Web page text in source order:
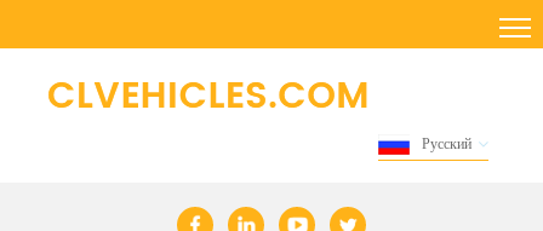
Русский